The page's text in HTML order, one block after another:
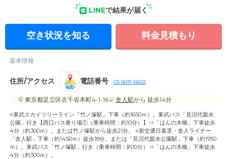
LINEで結果が届く
空き状況を知る 料金見積もり
基本情報
住所/アクセス
地図
電話番号 03-5691-6602
東京都足立区古千谷本町4-1-16 舎人駅から 徒歩14分
○東武スカイツリーライン『竹ノ塚駅』下車（約1650ｍ）。東武バス「見沼代親水
公園」行き【西口バス乗り場①（乗車時間：約10分）】⇒「はんの木橋」下車徒歩
4分（約300ｍ）。または竹ノ塚駅から徒歩21分。 ○新交通日暮里・舎人ライナー
「舎人駅」下車（約1450ｍ）徒歩18分。または「見沼代親水公園駅」下車（約1950
ｍ）。東武バス「竹ノ塚駅」行き（乗車時間：約10分）⇒「はんの木橋」下車徒歩
4分（約300ｍ）。